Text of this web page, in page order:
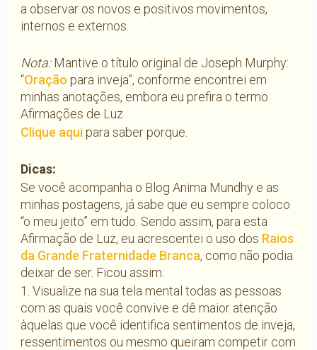
a observar os novos e positivos movimentos,
internos e externos.
Nota:Mantive o título original de Joseph Murphy:
“Oração para inveja”, conforme encontrei em
minhas anotações, embora eu prefira o termo
Afirmações de Luz.
Clique aquipara saber porque.
Dicas:
Se você acompanha o Blog Anima Mundhy e as
minhas postagens, já sabe que eu sempre coloco
“o meu jeito” em tudo. Sendo assim, para esta
Afirmação de Luz, eu acrescentei o uso dos Raios
da Grande Fraternidade Branca, como não podia
deixar de ser. Ficou assim:
1. Visualize na sua tela mental todas as pessoas
com as quais você convive e dê maior atenção
àquelas que você identifica sentimentos de inveja,
ressentimentos ou mesmo queiram competir com